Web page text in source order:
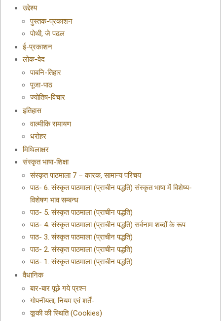
उद्देश्य
पुस्तक-प्रकाशन
पोथी, जे पढल
ई-प्रकाशन
लोक-वेद
पाबनि-तिहार
पूजा-पाठ
ज्योतिष-विचार
इतिहास
वाल्मीकि रामायण
धरोहर
मिथिलाक्षर
संस्कृत भाषा-शिक्षा
संस्कृत पाठमाला 7 – कारक, सामान्य परिचय
पाठ- 6. संस्कृत पाठमाला (प्राचीन पद्धति) संस्कृत भाषा में विशेष्य-
विशेषण भाव सम्बन्ध
पाठ- 5. संस्कृत पाठमाला (प्राचीन पद्धति)
पाठ- 4. संस्कृत पाठमाला (प्राचीन पद्धति) सर्वनाम शब्दों के रूप
पाठ- 3. संस्कृत पाठमाला (प्राचीन पद्धति)
पाठ- 2. संस्कृत पाठमाला (प्राचीन पद्धति)
पाठ- 1. संस्कृत पाठमाला (प्राचीन पद्धति)
वैधानिक
बार-बार पूछे गये प्रश्न
गोपनीयता, नियम एवं शर्तें-
कूकी की स्थिति (Cookies)